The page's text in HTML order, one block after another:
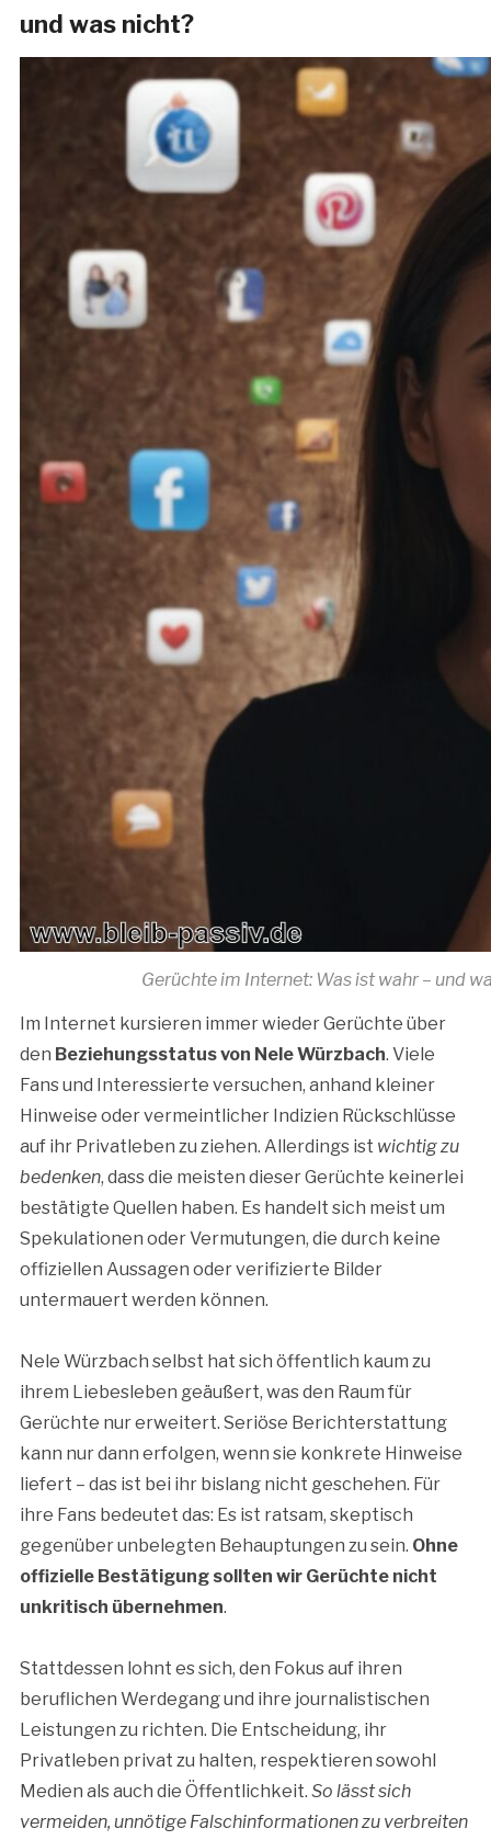
und was nicht?
Gerüchte im Internet: Was ist wahr – und
Im Internet kursieren immer wieder Gerüchte über
den Beziehungsstatus von Nele Würzbach. Viele
Fans und Interessierte versuchen, anhand kleiner
Hinweise oder vermeintlicher Indizien Rückschlüsse
auf ihr Privatleben zu ziehen. Allerdings ist wichtig zu
bedenken, dass die meisten dieser Gerüchte keinerlei
bestätigte Quellen haben. Es handelt sich meist um
Spekulationen oder Vermutungen, die durch keine
offiziellen Aussagen oder verifizierte Bilder
untermauert werden können.
Nele Würzbach selbst hat sich öffentlich kaum zu
ihrem Liebesleben geäußert, was den Raum für
Gerüchte nur erweitert. Seriöse Berichterstattung
kann nur dann erfolgen, wenn sie konkrete Hinweise
liefert – das ist bei ihr bislang nicht geschehen. Für
ihre Fans bedeutet das: Es ist ratsam, skeptisch
gegenüber unbelegten Behauptungen zu sein. Ohne
offizielle Bestätigung sollten wir Gerüchte nicht
unkritisch übernehmen.
Stattdessen lohnt es sich, den Fokus auf ihren
beruflichen Werdegang und ihre journalistischen
Leistungen zu richten. Die Entscheidung, ihr
Privatleben privat zu halten, respektieren sowohl
Medien als auch die Öffentlichkeit. So lässt sich
vermeiden, unnötige Falschinformationen zu verbreiten